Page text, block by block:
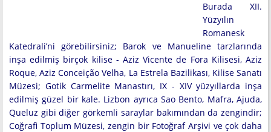
Burada XII.
Yüzyılın
Romanesk
Katedrali’ni görebilirsiniz; Barok ve Manueline tarzlarında
inşa edilmiş birçok kilise - Aziz Vicente de Fora Kilisesi, Aziz
Roque, Aziz Conceição Velha, La Estrela Bazilikası, Kilise Sanatı
Müzesi; Gotik Carmelite Manastırı, IX - XIV yüzyıllarda inşa
edilmiş güzel bir kale. Lizbon ayrıca Sao Bento, Mafra, Ajuda,
Queluz gibi diğer görkemli saraylar bakımından da zengindir;
Coğrafi Toplum Müzesi, zengin bir Fotoğraf Arşivi ve çok daha